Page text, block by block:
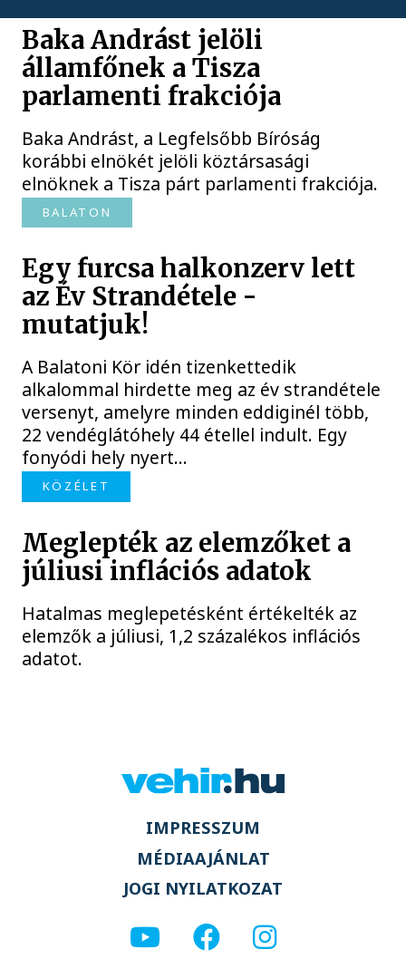
Baka Andrást jelöli
államfőnek a Tisza
parlamenti frakciója
Baka Andrást, a Legfelsőbb Bíróság
korábbi elnökét jelöli köztársasági
elnöknek a Tisza párt parlamenti frakciója.
BALATON
Egy furcsa halkonzerv lett
az Év Strandétele -
mutatjuk!
A Balatoni Kör idén tizenkettedik
alkalommal hirdette meg az év strandétele
versenyt, amelyre minden eddiginél több,
22 vendéglátóhely 44 étellel indult. Egy
fonyódi hely nyert...
KÖZÉLET
Meglepték az elemzőket a
júliusi inflációs adatok
Hatalmas meglepetésként értékelték az
elemzők a júliusi, 1,2 százalékos inflációs
adatot.
IMPRESSZUM
MÉDIAAJÁNLAT
JOGI NYILATKOZAT